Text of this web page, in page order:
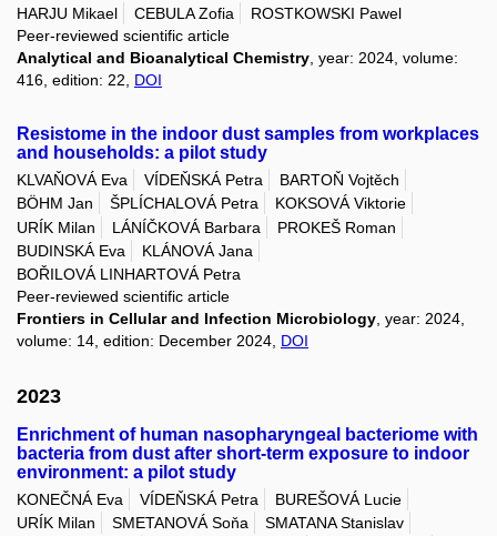
HARJU Mikael
CEBULA Zofia
ROSTKOWSKI Pawel
Peer-reviewed scientific article
Analytical and Bioanalytical Chemistry , year: 2024, volume:
416, edition: 22, DOI
Resistome in the indoor dust samples from workplaces
and households: a pilot study
KLVAŇOVÁ Eva VÍDEŇSKÁ Petra
BARTOŇ Vojtěch
BÖHM Jan
ŠPLÍCHALOVÁ Petra
KOKSOVÁ Viktorie
URÍK Milan
LÁNÍČKOVÁ Barbara
PROKEŠ Roman
BUDINSKÁ Eva
KLÁNOVÁ Jana
BOŘILOVÁ LINHARTOVÁ Petra
Peer-reviewed scientific article
Frontiers in Cellular and Infection Microbiology , year: 2024,
volume: 14, edition: December 2024, DOI
2023
Enrichment of human nasopharyngeal bacteriome with
bacteria from dust after short-term exposure to indoor
environment: a pilot study
KONEČNÁ Eva VÍDEŇSKÁ Petra
BUREŠOVÁ Lucie
URÍK Milan
SMETANOVÁ Soňa
SMATANA Stanislav